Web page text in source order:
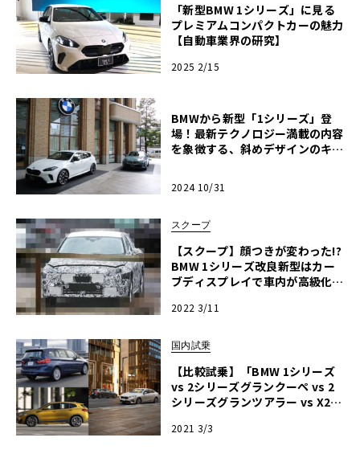
「新型BMW 1シリーズ」に見る
プレミアムコンパクトカーの魅力
【自動車業界の研究】
2025 2/15
BMWから新型「1シリーズ」登
場！最新テクノロジー満載の内容
を象徴する、斜めデザインのキド
2024 10/31
スクープ
【スクープ】顔つきが変わった!?
BMW 1シリーズ改良新型はカー
ブディスプレイで車内が高級化
2022 3/11
国内試乗
【比較試乗】「BMW 1シリーズ
vs 2シリーズグランクーペ vs 2
シリーズグランツアラー vs X2」
MWのFFコンパクト大研究！
2021 3/3